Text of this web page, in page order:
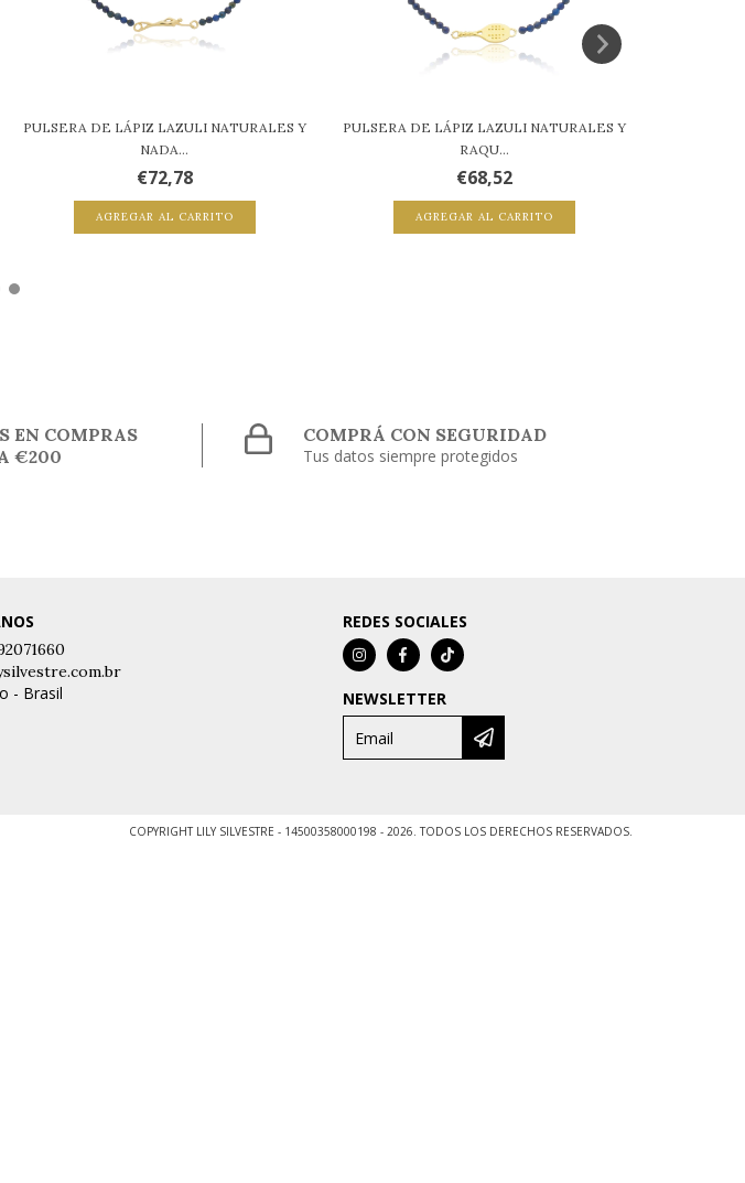
PULSERA DE LÁPIZ LAZULI NATURALES Y
NADA...
€72,78
AGREGAR AL CARRITO
PULSERA DE LÁPIZ LAZULI NATURALES Y
RAQU...
€68,52
AGREGAR AL CARRITO
EN COMPRAS
€200
COMPRÁ CON SEGURIDAD
Tus datos siempre protegidos
- Brasil
REDES SOCIALES
NEWSLETTER
COPYRIGHT LILY SILVESTRE - 14500358000198 - 2026. TODOS LOS DERECHOS RESERVADOS.